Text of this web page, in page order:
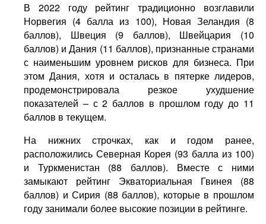
В 2022 году рейтинг традиционно возглавили
Норвегия (4 балла из 100), Новая Зеландия (8
баллов), Швеция (9 баллов), Швейцария (10
баллов) и Дания (11 баллов), признанные странами
с наименьшим уровнем рисков для бизнеса. При
этом Дания, хотя и осталась в пятерке лидеров,
продемонстрировала резкое ухудшение
показателей – с 2 баллов в прошлом году до 11
баллов в текущем.
На нижних строчках, как и годом ранее,
расположились Северная Корея (93 балла из 100)
и Туркменистан (88 баллов). Вместе с ними
замыкают рейтинг Экваториальная Гвинея (88
баллов) и Сирия (88 баллов), которые в прошлом
году занимали более высокие позиции в рейтинге.